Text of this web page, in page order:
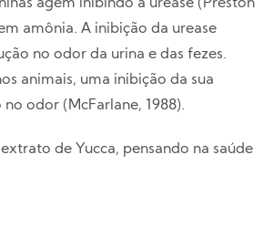
agem inibindo a uréase (Preston
amônia. A inibição da urease
no odor da urina e das fezes.
animais, uma inibição da sua
odor (McFarlane, 1988).
de Yucca, pensando na saúde